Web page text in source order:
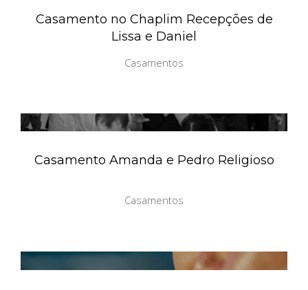
Casamento no Chaplim Recepções de
Lissa e Daniel
Casamentos
Casamento Amanda e Pedro Religioso
Casamentos